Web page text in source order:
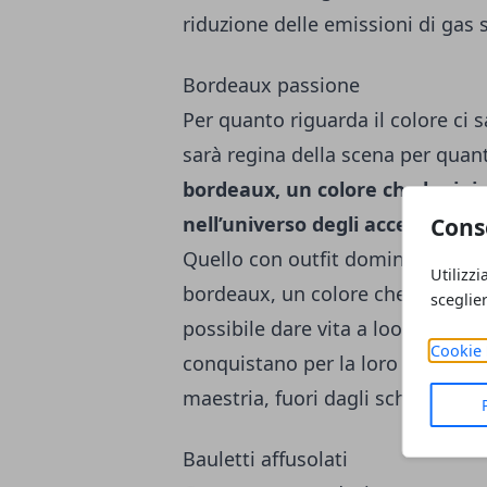
Cookie
riduzione delle emissioni di gas
Bordeaux passione
Per quanto riguarda il colore ci
sarà regina della scena per
bordeaux, un colore che ha
nell’universo degli accessori a
Quello con outfit dominati dalla
bordeaux, un colore che, a
possibile dare vita a look che,
conquistano per la loro
maestria, fuori dagli schemi.
Bauletti affusolati